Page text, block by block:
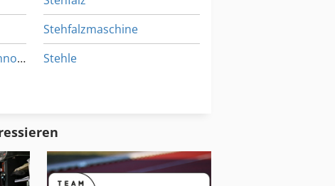
(Optional) (R-PRO MAX) -
und Preise kontaktieren Sie uns
Reis Standing Seam Technologies R-Pro 25
Stehfalzmaschine
Stehle